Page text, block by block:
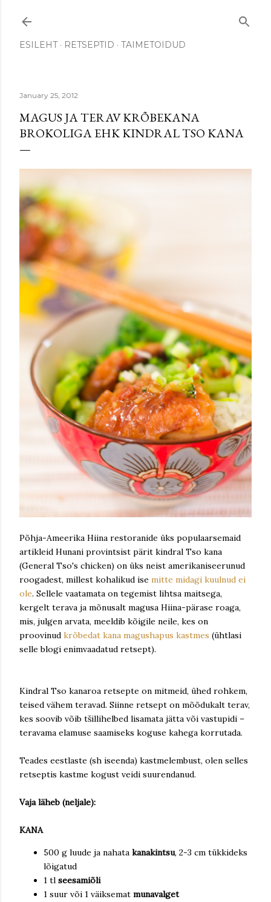
ESILEHT RETSEPTID TAIMETOIDUD
January 25, 2012
MAGUS JA TERAV KRÕBEKANA
BROKOLIGA EHK KINDRAL TSO KANA
Põhja-Ameerika Hiina restoranide üks populaarsemaid
artikleid Hunani provintsist pärit kindral Tso kana
(General Tso's chicken) on üks neist amerikaniseerunud
roogadest, millest kohalikud ise mitte midagi kuulnud ei
ole. Sellele vaatamata on tegemist lihtsa maitsega,
kergelt terava ja mõnusalt magusa Hiina-pärase roaga,
mis, julgen arvata, meeldib kõigile neile, kes on
proovinud krõbedat kana magushapus kastmes (ühtlasi
selle blogi enimvaadatud retsept).
Kindral Tso kanaroa retsepte on mitmeid, ühed rohkem,
teised vähem teravad. Siinne retsept on mõõdukalt terav,
kes soovib võib tšillihelbed lisamata jätta või vastupidi –
teravama elamuse saamiseks koguse kahega korrutada.
Teades eestlaste (sh iseenda) kastmelembust, olen selles
retseptis kastme kogust veidi suurendanud.
Vaja läheb (neljale):
KANA
500 g luude ja nahata kanakintsu, 2-3 cm tükkideks
lõigatud
1 tl seesamiõli
1 suur või 1 väiksemat munavalget